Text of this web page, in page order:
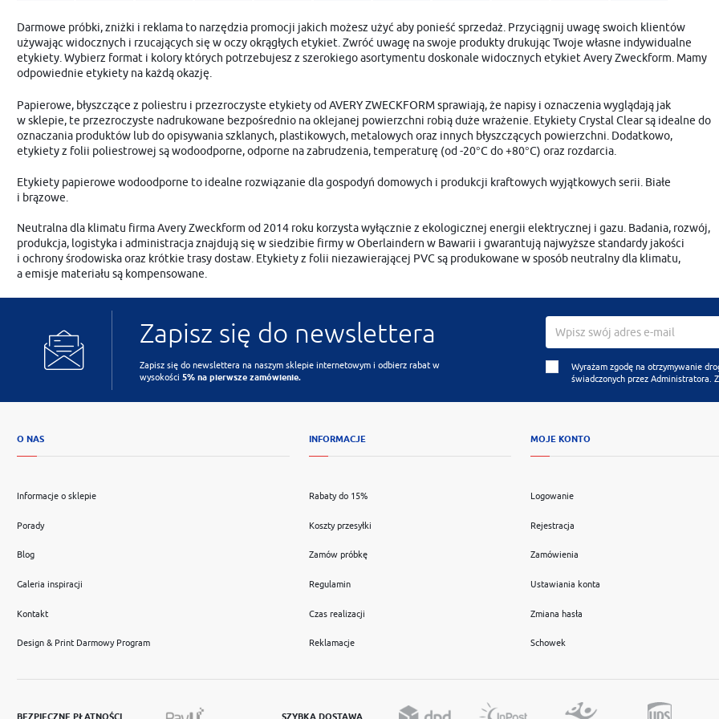
Darmowe próbki, zniżki i reklama to narzędzia promocji jakich możesz użyć aby ponieść sprzedaż. Przyciągnij uwagę swoich klientów
używając widocznych i rzucających się w oczy okrągłych etykiet. Zwróć uwagę na swoje produkty drukując Twoje własne indywidualne
etykiety. Wybierz format i kolory których potrzebujesz z szerokiego asortymentu doskonale widocznych etykiet Avery Zweckform. Mamy
odpowiednie etykiety na każdą okazję.
Papierowe, błyszczące z poliestru i przezroczyste etykiety od AVERY ZWECKFORM sprawiają, że napisy i oznaczenia wyglądają jak
w sklepie, te przezroczyste nadrukowane bezpośrednio na oklejanej powierzchni robią duże wrażenie. Etykiety Crystal Clear są idealne do
oznaczania produktów lub do opisywania szklanych, plastikowych, metalowych oraz innych błyszczących powierzchni. Dodatkowo,
etykiety z folii poliestrowej są wodoodporne, odporne na zabrudzenia, temperaturę (od -20°C do +80°C) oraz rozdarcia.
Etykiety papierowe wodoodporne to idealne rozwiązanie dla gospodyń domowych i produkcji kraftowych wyjątkowych serii. Białe
i brązowe.
Neutralna dla klimatu firma Avery Zweckform od 2014 roku korzysta wyłącznie z ekologicznej energii elektrycznej i gazu. Badania, rozwój,
produkcja, logistyka i administracja znajdują się w siedzibie firmy w Oberlaindern w Bawarii i gwarantują najwyższe standardy jakości
i ochrony środowiska oraz krótkie trasy dostaw. Etykiety z folii niezawierającej PVC są produkowane w sposób neutralny dla klimatu,
a emisje materiału są kompensowane.
Zapisz się do newslettera
Zapisz się do newslettera na naszym sklepie internetowym i odbierz rabat w
wysokości 5% na pierwsze zamówienie.
Wyrażam zgodę na otrzymywanie
świadczonych przez Administratora.
O NAS
Informacje o sklepie
Porady
Blog
Galeria inspiracji
Kontakt
Design & Print Darmowy Program
INFORMACJE
Rabaty do 15%
Koszty przesyłki
Zamów próbkę
Regulamin
Czas realizacji
Reklamacje
MOJE KONTO
Logowanie
Rejestracja
Zamówienia
Ustawiania konta
Zmiana hasła
Schowek
BEZPIECZNE PŁATNOŚCI SZYBKA DOSTAWA